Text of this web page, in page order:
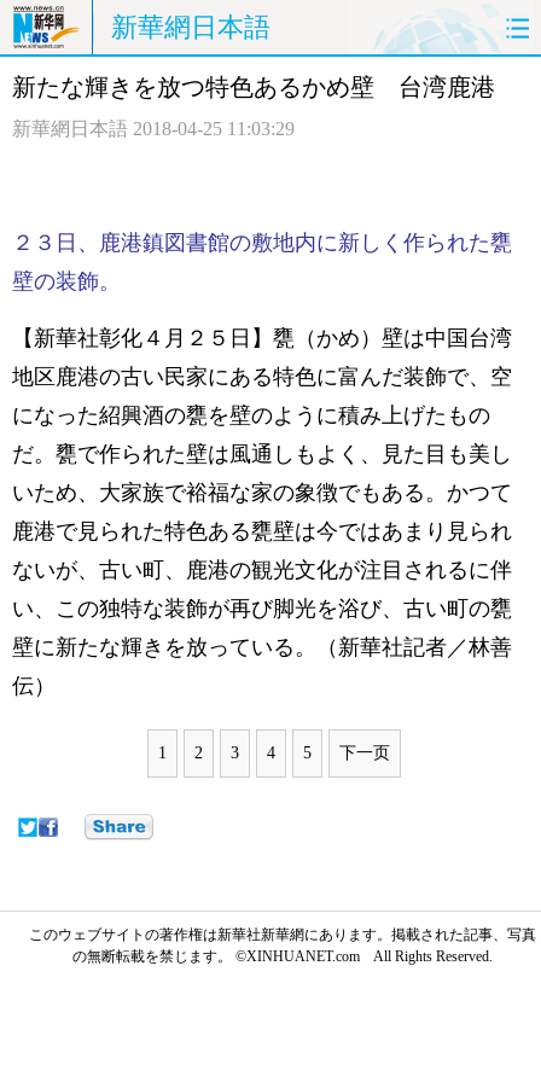
新華網日本語
ホームページ 政治 経済
中日対訳
新たな輝きを放つ特色あるかめ壁 台湾鹿港
新華網日本語 2018-04-25 11:03:29
２３日、鹿港鎮図書館の敷地内に新しく作られた甕
壁の装飾。
【新華社彰化４月２５日】甕（かめ）壁は中国台湾
地区鹿港の古い民家にある特色に富んだ装飾で、空
になった紹興酒の甕を壁のように積み上げたもの
だ。甕で作られた壁は風通しもよく、見た目も美し
いため、大家族で裕福な家の象徴でもある。かつて
鹿港で見られた特色ある甕壁は今ではあまり見られ
ないが、古い町、鹿港の観光文化が注目されるに伴
い、この独特な装飾が再び脚光を浴び、古い町の甕
壁に新たな輝きを放っている。（新華社記者／林善
伝）
1 2 3 4 5 下一页
このウェブサイトの著作権は新華社新華網にあります。掲載された記事、写真
の無断転載を禁じます。 ©XINHUANET.com All Rights Reserved.